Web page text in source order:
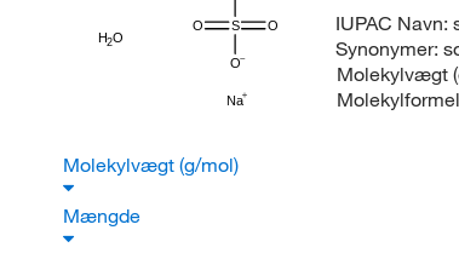
H2O
Na
S
O
O
O IUPAC Navn:
Synonymer:
Molekylvægt
Molekylvægt (g/mol)
Mængde